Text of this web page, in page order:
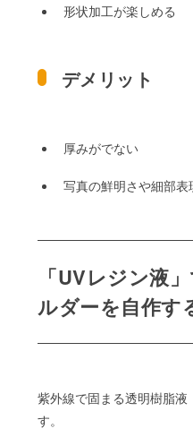
形状加工が楽しめる
デメリット
厚みがでない
写真の鮮明さや細部表
「UVレジン液
ルダーを自作す
紫外線で固まる透明樹脂
す。